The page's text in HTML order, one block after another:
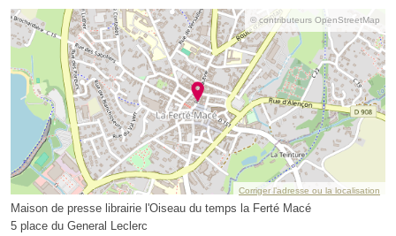
© contributeurs OpenStreetMap
Corriger l’adresse ou la localisation
Maison de presse librairie l'Oiseau du temps la Ferté Macé
5 place du General Leclerc